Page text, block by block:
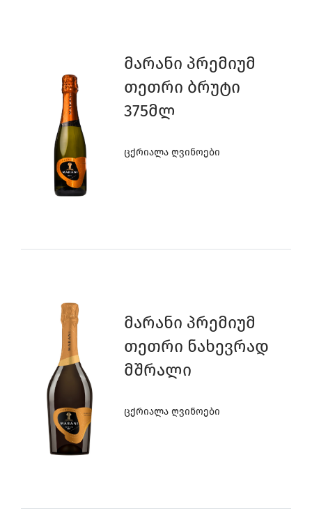
Მარანი Პრემიუმ
Თეთრი Ბრუტი
375მლ
Ცქრიალა Ღვინოები
Მარანი Პრემიუმ
Თეთრი Ნახევრად
Მშრალი
Ცქრიალა Ღვინოები